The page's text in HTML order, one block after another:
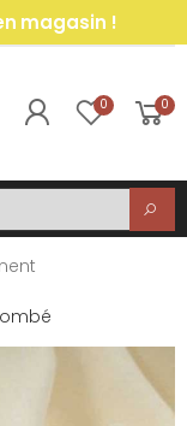
magasin !
0 0